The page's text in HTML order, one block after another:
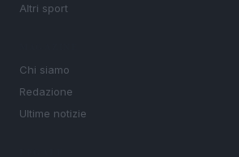
Altri sport
Chi siamo
Redazione
Ultime notizie